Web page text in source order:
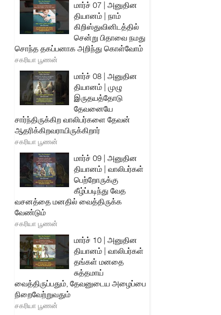
மார்ச் 07 | அனுதின
தியானம் | நாம்
கிறிஸ்துவினிடத்தில்
சென்று பிதாவை நமது
சொந்த தகப்பனாக அறிந்து கொள்வோம்
சகரியா பூணன்
மார்ச் 08 | அனுதின
தியானம் | முழு
இருதயத்தோடு
தேவனையே
சார்ந்திருக்கிற வாலிபர்களை தேவன்
ஆதரிக்கிறவராயிருக்கிறார்
சகரியா பூணன்
மார்ச் 09 | அனுதின
தியானம் | வாலிபர்கள்
பெற்றோருக்கு
கீழ்ப்படிந்து வேத
வசனத்தை மனதில் வைத்திருக்க
வேண்டும்
சகரியா பூணன்
மார்ச் 10 | அனுதின
தியானம் | வாலிபர்கள்
தங்கள் மனதை
சுத்தமாய்
வைத்திருப்பதும், தேவனுடைய அழைப்பை
நிறைவேற்றுவதும்
சகரியா பூணன்